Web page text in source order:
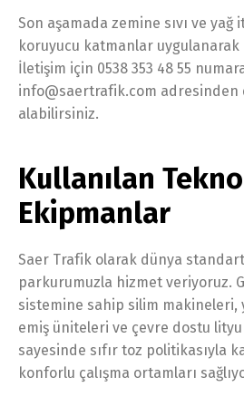
Son aşamada zemine sıvı ve
koruyucu katmanlar uygulanarak
İletişim için 0538 353 48 55
info@saertrafik.com adresinden
alabilirsiniz.
Kullanılan
Ekipmanlar
Saer Trafik olarak dünya
parkurumuzla hizmet veriyoruz.
sistemine sahip silim makineleri,
emiş üniteleri ve çevre dostu
sayesinde sıfır toz politikasıyla
konforlu çalışma ortamları